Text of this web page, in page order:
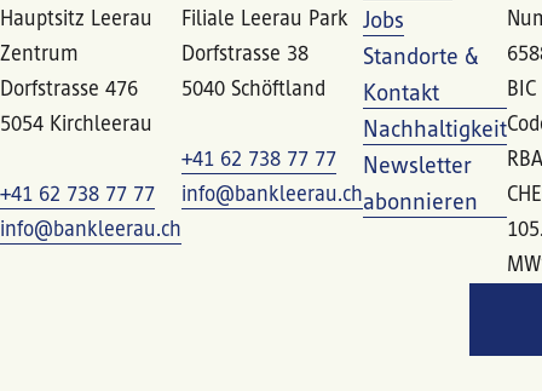
Hauptsitz Leerau
Zentrum
Dorfstrasse 476
5054 Kirchleerau
+41 62 738 77 77
info@bankleerau.ch
Filiale Leerau Park
Dorfstrasse 38
5040 Schöftland
+41 62 738 77 77
info@bankleerau.ch
Jobs
Standorte &
Kontakt
Nachhaltigkeit
Newsletter
abonnieren